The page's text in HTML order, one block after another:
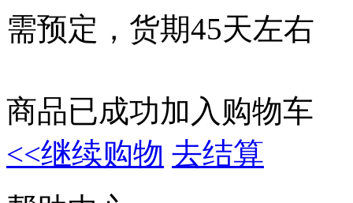
需预定，货期45天左右
商品已成功加入购物车
<<继续购物 去结算